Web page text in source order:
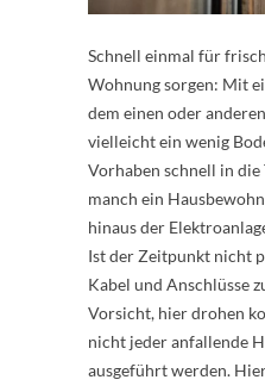
Schnell einmal für
Wohnung sorgen: Mit
dem einen oder
vielleicht ein wenig
Vorhaben schnell in die
manch ein
hinaus der
Ist der Zeitpunkt nicht
Kabel und Anschlüsse
Vorsicht, hier drohen
nicht jeder anfallende
ausgeführt werden.